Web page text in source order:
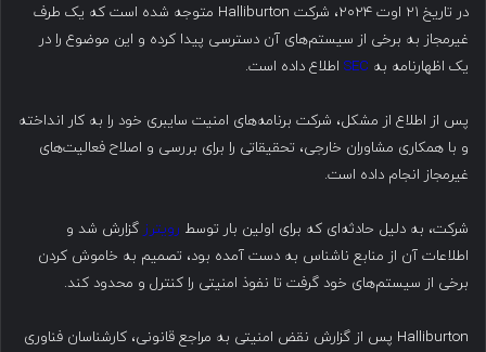
در تاریخ ۲۱ اوت ۲۰۲۴، شرکت Halliburton متوجه شده است که یک طرف
غیرمجاز به برخی از سیستم‌های آن دسترسی پیدا کرده و این موضوع را در
یک اظهارنامه به SEC اطلاع داده است.
پس از اطلاع از مشکل، شرکت برنامه‌های امنیت سایبری خود را به کار انداخته
و با همکاری مشاوران خارجی، تحقیقاتی را برای بررسی و اصلاح فعالیت‌های
غیرمجاز انجام داده است.
شرکت، به دلیل حادثه‌ای که برای اولین بار توسط رویترز گزارش شد و
اطلاعات آن از منابع ناشناس به دست آمده بود، تصمیم به خاموش کردن
برخی از سیستم‌های خود گرفت تا نفوذ امنیتی را کنترل و محدود کند.
Halliburton پس از گزارش نقض امنیتی به مراجع قانونی، کارشناسان فناوری